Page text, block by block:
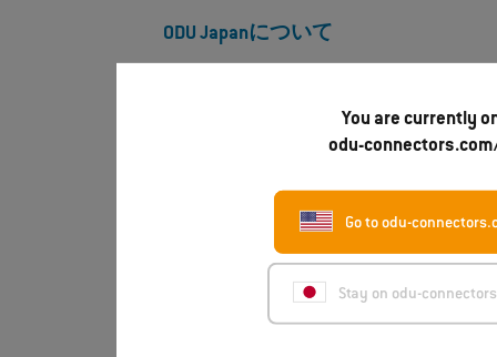
You are currently
odu-
Go to odu-
Stay on odu-
ODU Japanについて
ダウンロード
エクストラネット
製品を見つけてください